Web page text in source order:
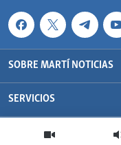
SOBRE MARTÍ NOTICIAS
SERVICIOS
Martí Noticias|